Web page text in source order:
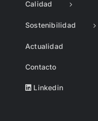
Calidad
Sostenibilidad
Actualidad
Contacto
Linkedin